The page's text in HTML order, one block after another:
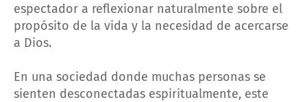
espectador a reflexionar naturalmente sobre el
propósito de la vida y la necesidad de acercarse
a Dios.
En una sociedad donde muchas personas se
sienten desconectadas espiritualmente, este